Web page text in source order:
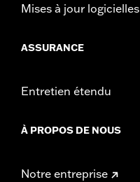
Mises à jour logicielles
ASSURANCE
Entretien étendu
À PROPOS DE NOUS
Notre entreprise